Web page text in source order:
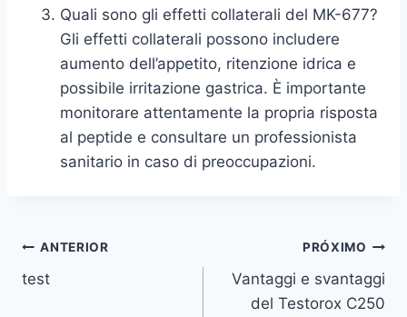
Quali sono gli effetti collaterali del MK-677?
Gli effetti collaterali possono includere
aumento dell’appetito, ritenzione idrica e
possibile irritazione gastrica. È importante
monitorare attentamente la propria risposta
al peptide e consultare un professionista
sanitario in caso di preoccupazioni.
Navegação
de
ANTERIOR
test
PRÓXIMO
Vantaggi e svantaggi
del Testorox C250